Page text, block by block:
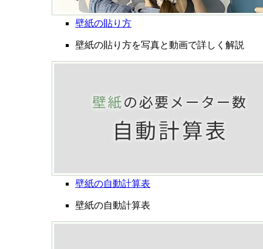
壁紙の貼り方
壁紙の貼り方を写真と動画で詳しく解説
壁紙の自動計算表
壁紙の自動計算表